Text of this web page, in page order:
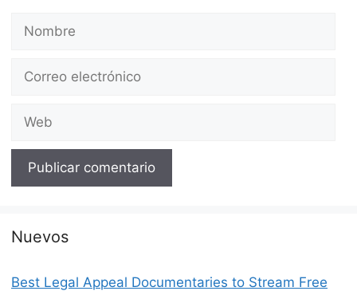
electrónico
Nuevos
Best Legal Appeal Documentaries to Stream Free